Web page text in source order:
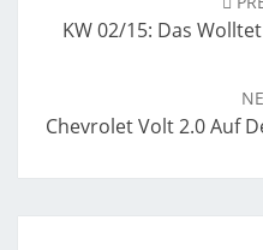
KW 02/15: Das
Chevrolet Volt 2.0 Auf